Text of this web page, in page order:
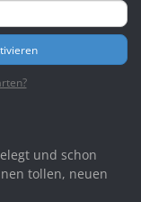
und schon
tollen, neuen